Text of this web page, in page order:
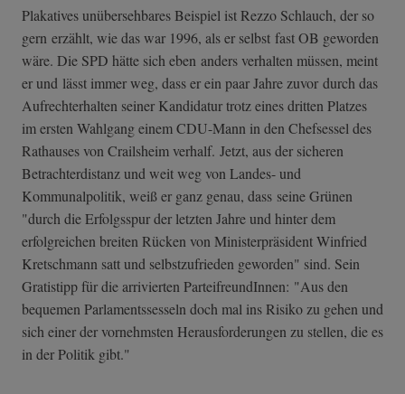
Plakatives unübersehbares Beispiel ist Rezzo Schlauch, der so
gern erzählt, wie das war 1996, als er selbst fast OB geworden
wäre. Die SPD hätte sich eben anders verhalten müssen, meint
er und lässt immer weg, dass er ein paar Jahre zuvor durch das
Aufrechterhalten seiner Kandidatur trotz eines dritten Platzes
im ersten Wahlgang einem CDU-Mann in den Chefsessel des
Rathauses von Crailsheim verhalf. Jetzt, aus der sicheren
Betrachterdistanz und weit weg von Landes- und
Kommunalpolitik, weiß er ganz genau, dass seine Grünen
"durch die Erfolgsspur der letzten Jahre und hinter dem
erfolgreichen breiten Rücken von Ministerpräsident Winfried
Kretschmann satt und selbstzufrieden geworden" sind. Sein
Gratistipp für die arrivierten ParteifreundInnen: "Aus den
bequemen Parlamentssesseln doch mal ins Risiko zu gehen und
sich einer der vornehmsten Herausforderungen zu stellen, die es
in der Politik gibt."